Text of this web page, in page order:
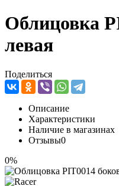
Облицовка
левая
Поделиться
Описание
Характеристики
Наличие в магазинах
Отзывы0
0%